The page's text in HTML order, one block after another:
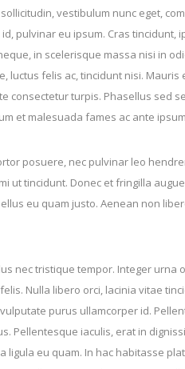
vestibulum nunc eget,
pulvinar eu ipsum. Cras tincidunt,
in scelerisque massa nisi in
luctus felis ac, tincidunt nisi.
consectetur turpis. Phasellus sed
et malesuada fames ac ante
posuere, nec pulvinar leo
ut tincidunt. Donec et fringilla
eu quam justo. Aenean non
nec tristique tempor. Integer urna
Nulla libero orci, lacinia vitae
purus ullamcorper id.
Pellentesque iaculis, erat in
ligula eu quam. In hac habitasse